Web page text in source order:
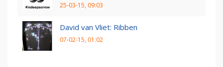
25-03-15, 09:03
David van Vliet: Ribben
07-02-15, 01:02